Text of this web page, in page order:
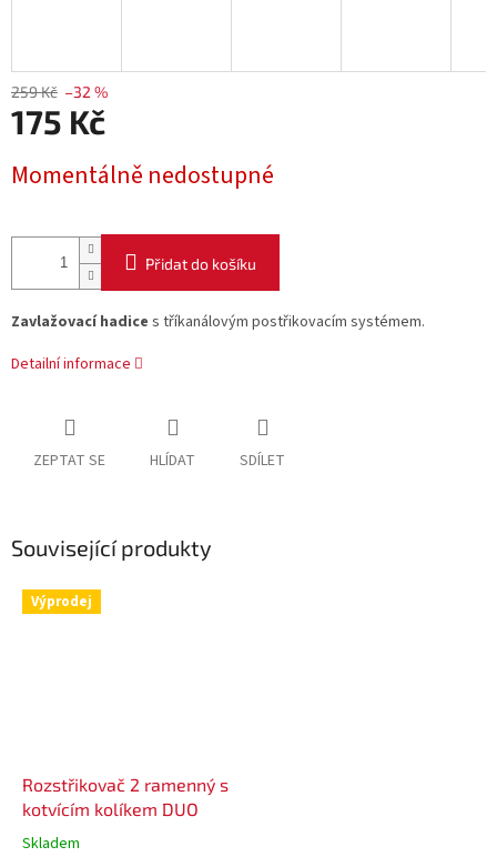
259 Kč –32 %
175 Kč
cena:
Momentálně nedostupné
Přidat do košíku
Zavlažovací hadice s tříkanálovým postřikovacím systémem.
Detailní informace
ZEPTAT SE HLÍDAT SDÍLET
Související produkty
Výprodej
Rozstřikovač 2 ramenný s
kotvícím kolíkem DUO
Skladem